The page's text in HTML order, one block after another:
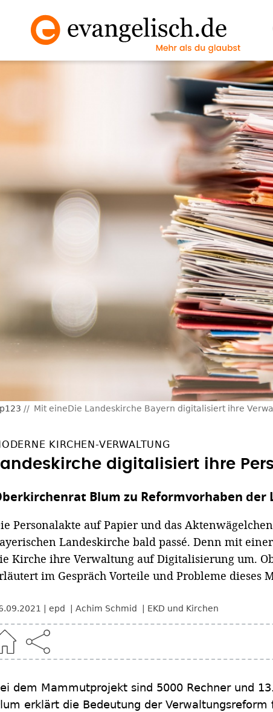
Mit eineDie Landeskirche Bayern digitalisiert ihre
KIRCHEN-VERWALTUNG
digitalisiert ihre
Blum zu Reformvorhaben der
Personalakte auf Papier und das
Landeskirche bald passé. Denn mit
Kirche ihre Verwaltung auf Digitalisierung um.
im Gespräch Vorteile und Probleme dieses
epd Achim Schmid EKD und Kirchen
dem Mammutprojekt sind 5000 Rechner und
erklärt die Bedeutung der